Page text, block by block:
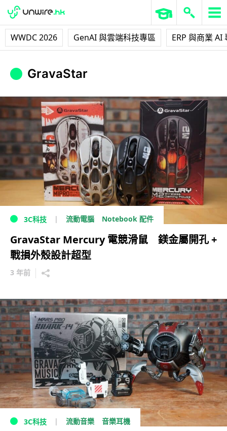
WWDC 2026 GenAI 與雲端科技專區 ERP 與商業 AI
GravaStar
3C科技 流動電腦 Notebook 配件
GravaStar Mercury 電競滑鼠 鎂金屬開孔 +
戰損外殼設計超型
3 年前
3C科技 流動音樂 音樂耳機